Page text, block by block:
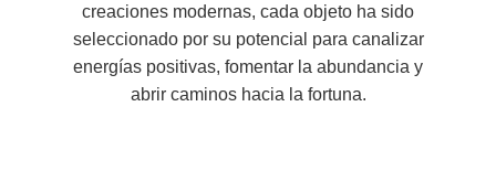
creaciones modernas, cada objeto ha sido
seleccionado por su potencial para canalizar
energías positivas, fomentar la abundancia y
abrir caminos hacia la fortuna.